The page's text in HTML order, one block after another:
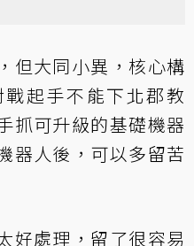
但大同小異，核心構
起手不能下北郡教
抓可升級的基礎機器
器人後，可以多留苦
好處理，留了很容易